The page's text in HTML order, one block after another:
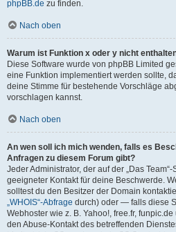
phpBB.de zu finden.
Nach oben
Warum ist Funktion x oder y nicht
Diese Software wurde von phpBB Limited
eine Funktion implementiert werden sollte,
deine Stimme für bestehende Vorschläge
vorschlagen kannst.
Nach oben
An wen soll ich mich wenden, falls es
Anfragen zu diesem Forum gibt?
Jeder Administrator, der auf der „Das
geeigneter Kontakt für deine Beschwerde.
solltest du den Besitzer der Domain
„WHOIS“-Abfrage durch) oder — falls diese
Webhoster wie z. B. Yahoo!, free.fr,
den Abuse-Kontakt des betreffenden